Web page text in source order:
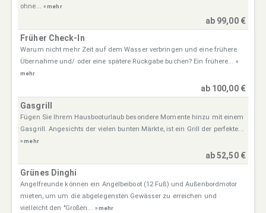
ohne... » mehr
ab 99,00 €
Früher Check-In
Warum nicht mehr Zeit auf dem Wasser verbringen und eine frühere
Übernahme und/ oder eine spätere Rückgabe buchen? Ein frühere... »
mehr
ab 100,00 €
Gasgrill
Fügen Sie Ihrem Hausbooturlaub besondere Momente hinzu mit einem
Gasgrill. Angesichts der vielen bunten Märkte, ist ein Grill der perfekte...
» mehr
ab 52,50 €
Grünes Dinghi
Angelfreunde können ein Angelbeiboot (12 Fuß) und Außenbordmotor
mieten, um um die abgelegensten Gewässer zu erreichen und
vielleicht den "Großen... » mehr